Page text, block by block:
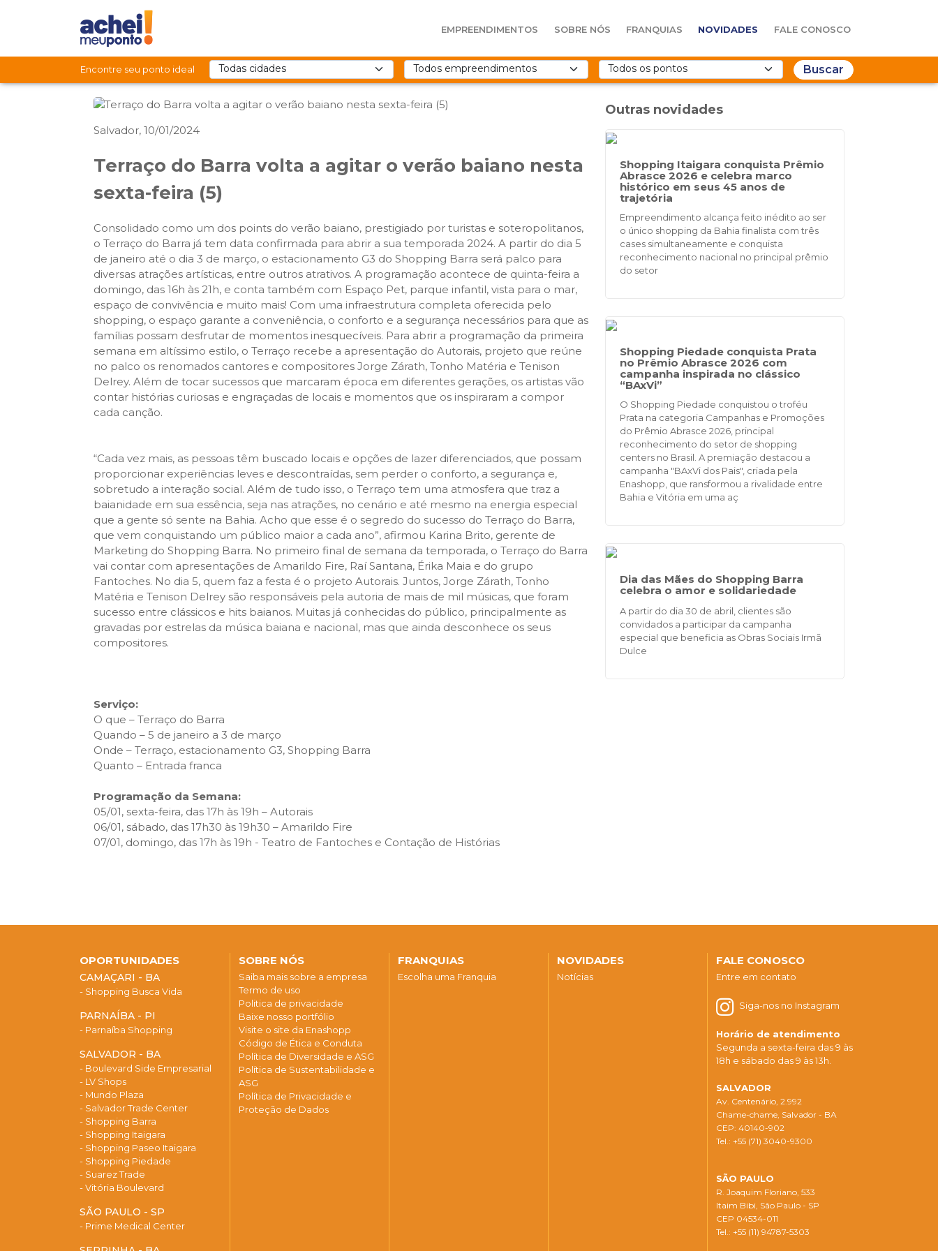
EMPREENDIMENTOS SOBRE NÓS FRANQUIAS NOVIDADES FALE CONOSCO
Encontre seu ponto ideal Buscar
Salvador, 10/01/2024
Terraço do Barra volta a agitar o verão baiano nesta
sexta-feira (5)
Consolidado como um dos points do verão baiano, prestigiado por turistas e soteropolitanos,
o Terraço do Barra já tem data confirmada para abrir a sua temporada 2024. A partir do dia 5
de janeiro até o dia 3 de março, o estacionamento G3 do Shopping Barra será palco para
diversas atrações artísticas, entre outros atrativos. A programação acontece de quinta-feira a
domingo, das 16h às 21h, e conta também com Espaço Pet, parque infantil, vista para o mar,
espaço de convivência e muito mais! Com uma infraestrutura completa oferecida pelo
shopping, o espaço garante a conveniência, o conforto e a segurança necessários para que as
famílias possam desfrutar de momentos inesquecíveis. Para abrir a programação da primeira
semana em altíssimo estilo, o Terraço recebe a apresentação do Autorais, projeto que reúne
no palco os renomados cantores e compositores Jorge Zárath, Tonho Matéria e Tenison
Delrey. Além de tocar sucessos que marcaram época em diferentes gerações, os artistas vão
contar histórias curiosas e engraçadas de locais e momentos que os inspiraram a compor
cada canção.
“Cada vez mais, as pessoas têm buscado locais e opções de lazer diferenciados, que possam
proporcionar experiências leves e descontraídas, sem perder o conforto, a segurança e,
sobretudo a interação social. Além de tudo isso, o Terraço tem uma atmosfera que traz a
baianidade em sua essência, seja nas atrações, no cenário e até mesmo na energia especial
que a gente só sente na Bahia. Acho que esse é o segredo do sucesso do Terraço do Barra,
que vem conquistando um público maior a cada ano”, afirmou Karina Brito, gerente de
Marketing do Shopping Barra. No primeiro final de semana da temporada, o Terraço do Barra
vai contar com apresentações de Amarildo Fire, Raí Santana, Érika Maia e do grupo
Fantoches. No dia 5, quem faz a festa é o projeto Autorais. Juntos, Jorge Zárath, Tonho
Matéria e Tenison Delrey são responsáveis pela autoria de mais de mil músicas, que foram
sucesso entre clássicos e hits baianos. Muitas já conhecidas do público, principalmente as
gravadas por estrelas da música baiana e nacional, mas que ainda desconhece os seus
compositores.
Serviço:
O que – Terraço do Barra
Quando – 5 de janeiro a 3 de março
Onde – Terraço, estacionamento G3, Shopping Barra
Quanto – Entrada franca
Programação da Semana:
05/01, sexta-feira, das 17h às 19h – Autorais
06/01, sábado, das 17h30 às 19h30 – Amarildo Fire
07/01, domingo, das 17h às 19h - Teatro de Fantoches e Contação de Histórias
Outras novidades
Shopping Itaigara conquista Prêmio
Abrasce 2026 e celebra marco
histórico em seus 45 anos de
trajetória
Empreendimento alcança feito inédito ao ser
o único shopping da Bahia finalista com três
cases simultaneamente e conquista
reconhecimento nacional no principal prêmio
do setor
Shopping Piedade conquista Prata
no Prêmio Abrasce 2026 com
campanha inspirada no clássico
“BAxVi”
O Shopping Piedade conquistou o troféu
Prata na categoria Campanhas e Promoções
do Prêmio Abrasce 2026, principal
reconhecimento do setor de shopping
centers no Brasil. A premiação destacou a
campanha "BAxVi dos Pais", criada pela
Enashopp, que ransformou a rivalidade entre
Bahia e Vitória em uma aç
Dia das Mães do Shopping Barra
celebra o amor e solidariedade
A partir do dia 30 de abril, clientes são
convidados a participar da campanha
especial que beneficia as Obras Sociais Irmã
Dulce
OPORTUNIDADES
CAMAÇARI - BA
- Shopping Busca Vida
PARNAÍBA - PI
- Parnaíba Shopping
SALVADOR - BA
- Boulevard Side Empresarial
- LV Shops
- Mundo Plaza
- Salvador Trade Center
- Shopping Barra
- Shopping Itaigara
- Shopping Paseo Itaigara
- Shopping Piedade
- Suarez Trade
- Vitória Boulevard
SÃO PAULO - SP
- Prime Medical Center
SOBRE NÓS
Saiba mais sobre a empresa
Termo de uso
Politica de privacidade
Baixe nosso portfólio
Visite o site da Enashopp
Código de Ética e Conduta
Política de Diversidade e ASG
Política de Sustentabilidade e
ASG
Política de Privacidade e
Proteção de Dados
FRANQUIAS
Escolha uma Franquia
NOVIDADES
Notícias
FALE CONOSCO
Entre em contato
Siga-nos no Instagram
Horário de atendimento
Segunda a sexta-feira das 9 às
18h e sábado das 9 às 13h.
SALVADOR
Av. Centenário, 2.992
Chame-chame, Salvador - BA
CEP: 40140-902
Tel.: +55 (71) 3040-9300
SÃO PAULO
R. Joaquim Floriano, 533
Itaim Bibi, São Paulo - SP
CEP 04534-011
Tel.: +55 (11) 94787-5303